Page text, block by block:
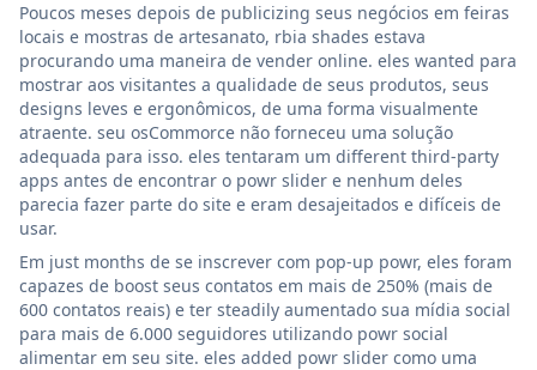
Poucos meses depois de publicizing seus negócios em feiras
locais e mostras de artesanato, rbia shades estava
procurando uma maneira de vender online. eles wanted para
mostrar aos visitantes a qualidade de seus produtos, seus
designs leves e ergonômicos, de uma forma visualmente
atraente. seu osCommorce não forneceu uma solução
adequada para isso. eles tentaram um different third-party
apps antes de encontrar o powr slider e nenhum deles
parecia fazer parte do site e eram desajeitados e difíceis de
usar.
Em just months de se inscrever com pop-up powr, eles foram
capazes de boost seus contatos em mais de 250% (mais de
600 contatos reais) e ter steadily aumentado sua mídia social
para mais de 6.000 seguidores utilizando powr social
alimentar em seu site. eles added powr slider como uma